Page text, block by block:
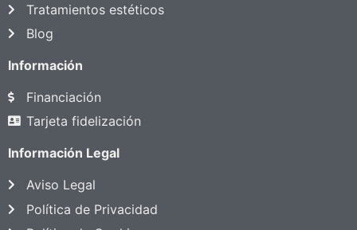
Tratamientos estéticos
Blog
Información
Financiación
Tarjeta fidelización
Información Legal
Aviso Legal
Política de Privacidad